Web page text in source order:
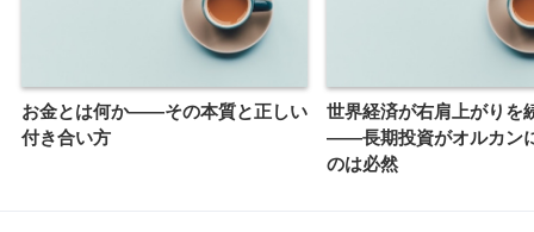
お金とは何か――その本質と正しい
付き合い方
世界経済が右肩上がりを
——長期投資がオルカン
のは必然